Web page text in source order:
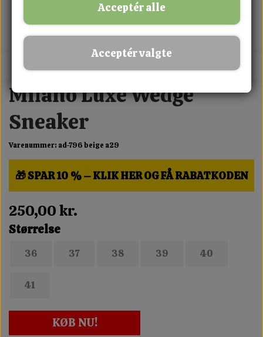
MIX FRIT · KØB 3 BETAL FOR 2
Milano Luxe Wedge
Sneaker
Varenummer: ad-796 beige a29
🎁 SPAR 10 % – KLIK HER OG FÅ RABATKODEN
250,00 kr.
Størrelse
36 37 38 39 40
41
KØB NU!
Acceptér alle
Acceptér valgte